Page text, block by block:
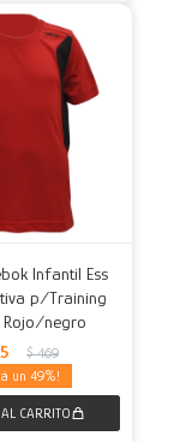
Infantil Ess
p/Training
Rojo/negro
$ 469
49